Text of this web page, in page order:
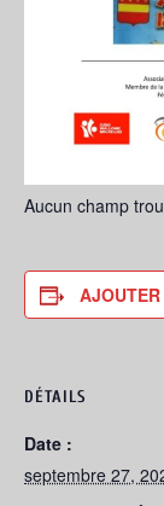
Aucun champ
DÉTAILS
Date :
septembre 27,